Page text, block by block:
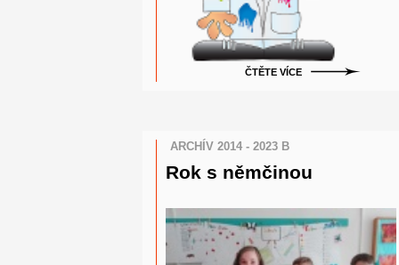
ČTĚTE VÍCE
ARCHÍV 2014 - 2023 B
Rok s němčinou